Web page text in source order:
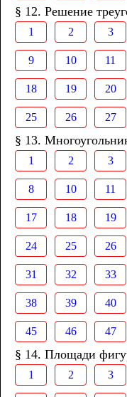
§ 12. Решение
1 2 3
9 10 11
18 19 20
25 26 27
§ 13.
1 2 3
8 10 11
17 18 19
24 25 26
31 32 33
38 39 40
45 46 47
§ 14. Площади
1 2 3